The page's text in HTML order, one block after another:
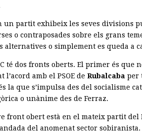
un partit exhibeix les seves divisions
o contraposades sobre els grans
alternatives o simplement es queda a
té dos fronts oberts. El primer és que
l’acord amb el PSOE de Rubalcaba per
la que s’impulsa des del socialisme
o unànime des de Ferraz.
front obert està en el mateix partit del
del anomenat sector